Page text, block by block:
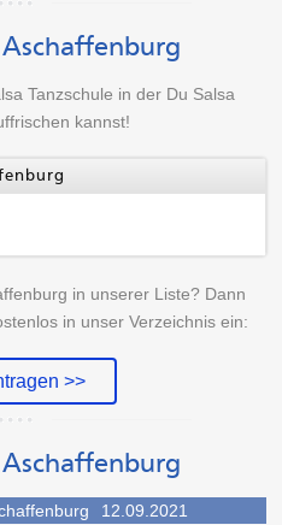
Aschaffenburg
Tanzschule in der Du Salsa
kannst!
in unserer Liste? Dann
in unser Verzeichnis ein:
>>
12.09.2021